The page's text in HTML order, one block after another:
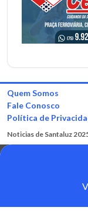
Quem Somos
Fale Conosco
Política de
Noticias de Santaluz